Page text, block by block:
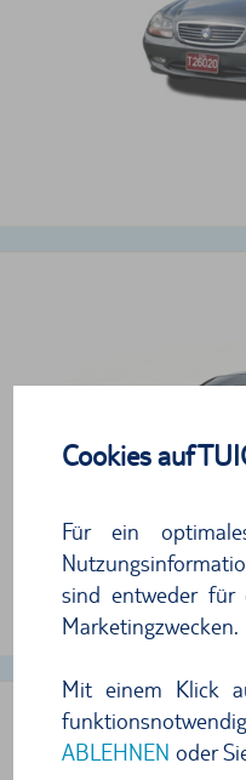
Cookies auf
Für ein
sind entweder für
Marketingzwecken.
Mit einem Klick
ABLEHNEN oder